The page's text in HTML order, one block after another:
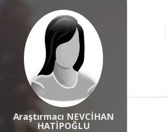
Araştırmacı NEVCİHAN
HATİPOĞLU